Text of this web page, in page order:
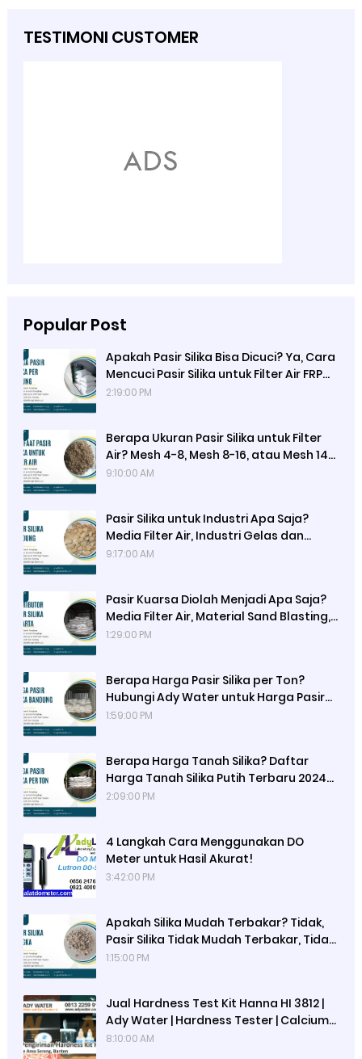
TESTIMONI CUSTOMER
Popular Post
Apakah Pasir Silika Bisa Dicuci? Ya, Cara
Mencuci Pasir Silika untuk Filter Air FRP
dan Filter Aquarium, Backwash, dan
2:19:00 PM
Berapa Ukuran Pasir Silika untuk Filter
Air? Mesh 4-8, Mesh 8-16, atau Mesh 14-
20: Gravel Silika Ideal untuk Penyaringan
9:10:00 AM
Pasir Silika untuk Industri Apa Saja?
Media Filter Air, Industri Gelas dan
Kaca, Semen, Beton, Keramik, Kosmetik,
9:17:00 AM
Pasir Kuarsa Diolah Menjadi Apa Saja?
Media Filter Air, Material Sand Blasting,
Gelas, Kaca, dan Campuran Konstruksi
1:29:00 PM
Berapa Harga Pasir Silika per Ton?
Hubungi Ady Water untuk Harga Pasir
Silika Kemasan 50 kg, Hasil Uji Lab
1:59:00 PM
Berapa Harga Tanah Silika? Daftar
Harga Tanah Silika Putih Terbaru 2024
di Ady Water untuk Media Filter Air,
2:09:00 PM
4 Langkah Cara Menggunakan DO
Meter untuk Hasil Akurat!
3:42:00 PM
Apakah Silika Mudah Terbakar? Tidak,
Pasir Silika Tidak Mudah Terbakar, Tidak
Beracun, Inert, Namun Berpotensi
1:15:00 PM
Jual Hardness Test Kit Hanna HI 3812 |
Ady Water | Hardness Tester | Calcium
Checker
8:10:00 AM